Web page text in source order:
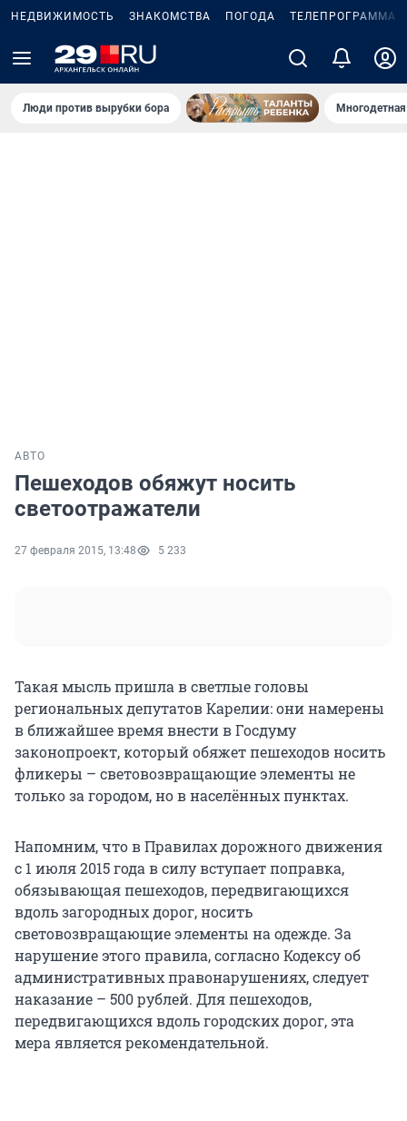
НЕДВИЖИМОСТЬ ЗНАКОМСТВА ПОГОДА ТЕЛЕПРОГРАММА
Люди против вырубки бора
АВТО
Пешеходов обяжут носить
светоотражатели
27 февраля 2015, 13:48 5 233
Такая мысль пришла в светлые головы
региональных депутатов Карелии: они намерены
в ближайшее время внести в Госдуму
законопроект, который обяжет пешеходов носить
фликеры – световозвращающие элементы не
только за городом, но в населённых пунктах.
Напомним, что в Правилах дорожного движения
с 1 июля 2015 года в силу вступает поправка,
обязывающая пешеходов, передвигающихся
вдоль загородных дорог, носить
световозвращающие элементы на одежде. За
нарушение этого правила, согласно Кодексу об
административных правонарушениях, следует
наказание – 500 рублей. Для пешеходов,
передвигающихся вдоль городских дорог, эта
мера является рекомендательной.